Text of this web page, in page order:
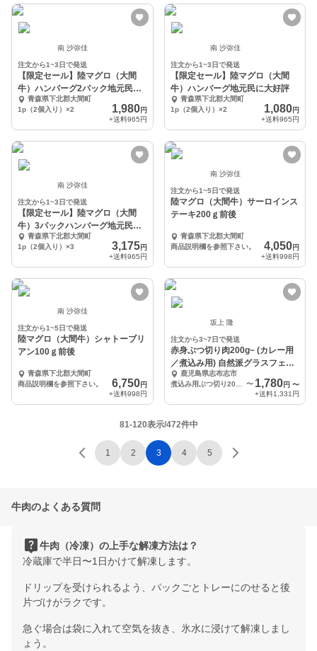
南 沙弥佳
注文から1~3日で発送
【限定セール】陸マグロ（大間
牛）ハンバーグ2パック地元民に
大好評
青森県下北郡大間町
1p（2個入り）×2
1,980円
+送料965円
南 沙弥佳
注文から1~3日で発送
【限定セール】陸マグロ（大間
牛）ハンバーグ地元民に大好評
青森県下北郡大間町
1p（2個入り）×2
1,080円
+送料965円
南 沙弥佳
注文から1~3日で発送
【限定セール】陸マグロ（大間
牛）3パックハンバーグ地元民に
大好評
青森県下北郡大間町
1p（2個入り）×3
3,175円
+送料965円
南 沙弥佳
注文から1~5日で発送
陸マグロ（大間牛）サーロインス
テーキ200ｇ前後
青森県下北郡大間町
商品説明欄を参照下さい。
4,050円
+送料998円
南 沙弥佳
注文から1~5日で発送
陸マグロ（大間牛）シャトーブリ
アン100ｇ前後
青森県下北郡大間町
商品説明欄を参照下さい。
6,750円
+送料998円
坂上 隆
注文から3~7日で発送
赤身ぶつ切り肉200g~ (カレー用
／煮込み用) 自然派グラスフェッ
ド黒毛和牛♪
鹿児島県志布志市
〜 1,780円 〜
+送料1,331円
81-120表示/472件中
1 2 3 4 5
牛肉のよくある質問
live_help牛肉（冷凍）の上手な解凍方法は？
冷蔵庫で半日〜1日かけて解凍します。
ドリップを受けられるよう、パックごとトレーにのせると後
片づけがラクです。
急ぐ場合は袋に入れて空気を抜き、氷水に浸けて解凍しまし
ょう。